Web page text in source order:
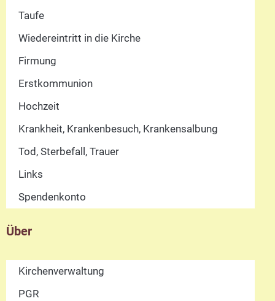
Taufe
Wiedereintritt in die Kirche
Firmung
Erstkommunion
Hochzeit
Krankheit, Krankenbesuch, Krankensalbung
Tod, Sterbefall, Trauer
Links
Spendenkonto
Über
Kirchenverwaltung
PGR